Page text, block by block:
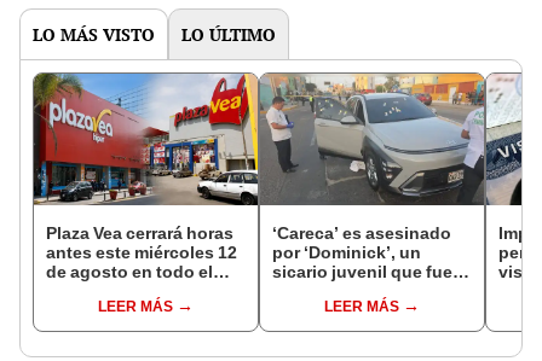
LO MÁS VISTO LO ÚLTIMO
Plaza Vea cerrará horas
antes este miércoles 12
de agosto en todo el
hasta las 7 p.m.
LEER MÁS
‘Careca’ es asesinado
por ‘Dominick’, un
sicario juvenil que fue
LEER MÁS